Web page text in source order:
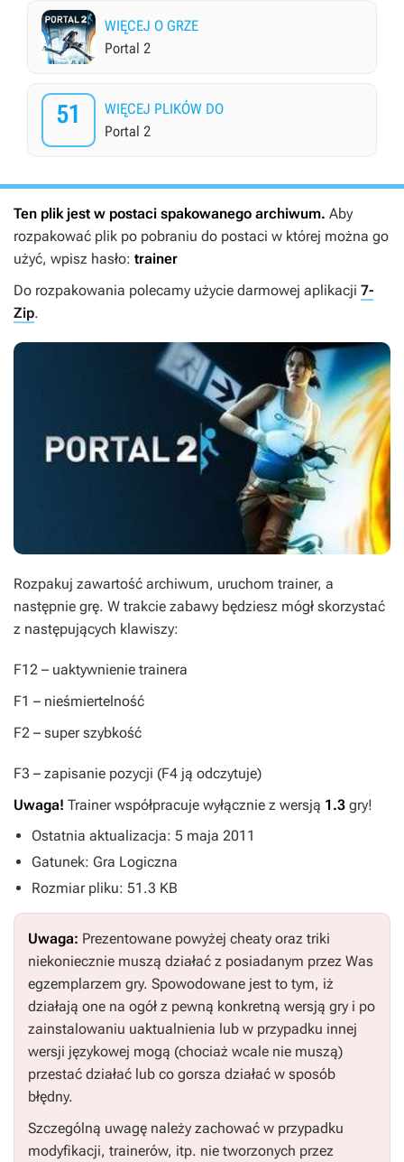
WIĘCEJ O GRZE
Portal 2
51
WIĘCEJ PLIKÓW DO
Portal 2
Ten plik jest w postaci spakowanego archiwum. Aby
rozpakować plik po pobraniu do postaci w której można go
użyć, wpisz hasło: trainer
Do rozpakowania polecamy użycie darmowej aplikacji 7-
Zip.
Rozpakuj zawartość archiwum, uruchom trainer, a
następnie grę. W trakcie zabawy będziesz mógł skorzystać
z następujących klawiszy:
F12 – uaktywnienie trainera
F1 – nieśmiertelność
F2 – super szybkość
F3 – zapisanie pozycji (F4 ją odczytuje)
Uwaga! Trainer współpracuje wyłącznie z wersją 1.3 gry!
Ostatnia aktualizacja: 5 maja 2011
Gatunek: Gra Logiczna
Rozmiar pliku: 51.3 KB
Uwaga: Prezentowane powyżej cheaty oraz triki
niekoniecznie muszą działać z posiadanym przez Was
egzemplarzem gry. Spowodowane jest to tym, iż
działają one na ogół z pewną konkretną wersją gry i po
zainstalowaniu uaktualnienia lub w przypadku innej
wersji językowej mogą (chociaż wcale nie muszą)
przestać działać lub co gorsza działać w sposób
błędny.
Szczególną uwagę należy zachować w przypadku
modyfikacji, trainerów, itp. nie tworzonych przez